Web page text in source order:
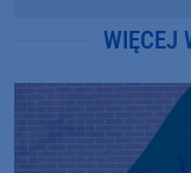
WIĘCEJ